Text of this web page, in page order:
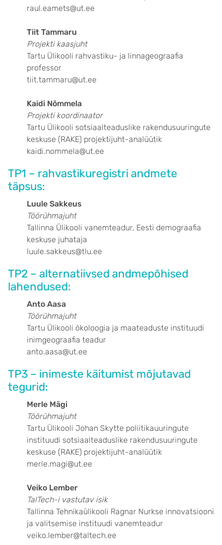
raul.eamets@ut.ee
Tiit Tammaru
Projekti kaasjuht
Tartu Ülikooli rahvastiku- ja linnageograafia
professor
tiit.tammaru@ut.ee
Kaidi Nõmmela
Projekti koordinaator
Tartu Ülikooli sotsiaalteaduslike rakendusuuringute
keskuse (RAKE) projektijuht-analüütik
kaidi.nommela@ut.ee
TP1 – rahvastikuregistri andmete
täpsus:
Luule Sakkeus
Töörühmajuht
Tallinna Ülikooli vanemteadur, Eesti demograafia
keskuse juhataja
luule.sakkeus@tlu.ee
TP2 – alternatiivsed andmepõhised
lahendused:
Anto Aasa
Töörühmajuht
Tartu Ülikooli ökoloogia ja maateaduste instituudi
inimgeograafia teadur
anto.aasa@ut.ee
TP3 – inimeste käitumist mõjutavad
tegurid:
Merle Mägi
Töörühmajuht
Tartu Ülikooli Johan Skytte poliitikauuringute
instituudi sotsiaalteaduslike rakendusuuringute
keskuse (RAKE) projektijuht-analüütik
merle.magi@ut.ee
Veiko Lember
TalTech-i vastutav isik
Tallinna Tehnikaülikooli Ragnar Nurkse innovatsiooni
ja valitsemise instituudi vanemteadur
veiko.lember@taltech.ee